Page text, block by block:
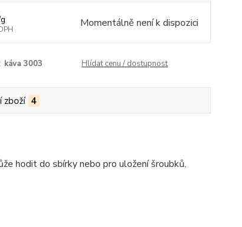
g Momentálně není k dispozici
káva 3003 Hlídat cenu / dostupnost
zboží 4
hodit do sbírky nebo pro uložení šroubků.